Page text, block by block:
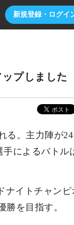
新規登録・ ログイ
プしました
る。主力陣が
によるバトル
イトチャン
を目指す。